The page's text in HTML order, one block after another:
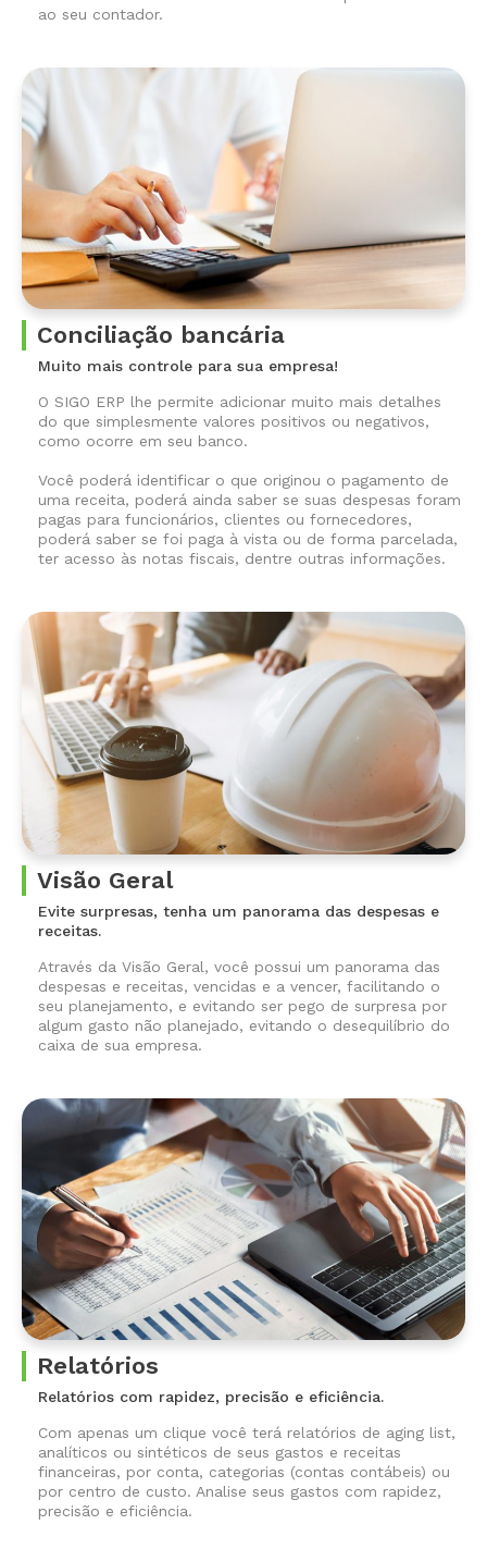
ao seu contador.
Conciliação bancária
Muito mais controle para sua empresa!
O SIGO ERP lhe permite adicionar muito mais detalhes
do que simplesmente valores positivos ou negativos,
como ocorre em seu banco.
Você poderá identificar o que originou o pagamento de
uma receita, poderá ainda saber se suas despesas foram
pagas para funcionários, clientes ou fornecedores,
poderá saber se foi paga à vista ou de forma parcelada,
ter acesso às notas fiscais, dentre outras informações.
Visão Geral
Evite surpresas, tenha um panorama das despesas e
receitas.
Através da Visão Geral, você possui um panorama das
despesas e receitas, vencidas e a vencer, facilitando o
seu planejamento, e evitando ser pego de surpresa por
algum gasto não planejado, evitando o desequilíbrio do
caixa de sua empresa.
Relatórios
Relatórios com rapidez, precisão e eficiência.
Com apenas um clique você terá relatórios de aging list,
analíticos ou sintéticos de seus gastos e receitas
financeiras, por conta, categorias (contas contábeis) ou
por centro de custo. Analise seus gastos com rapidez,
precisão e eficiência.